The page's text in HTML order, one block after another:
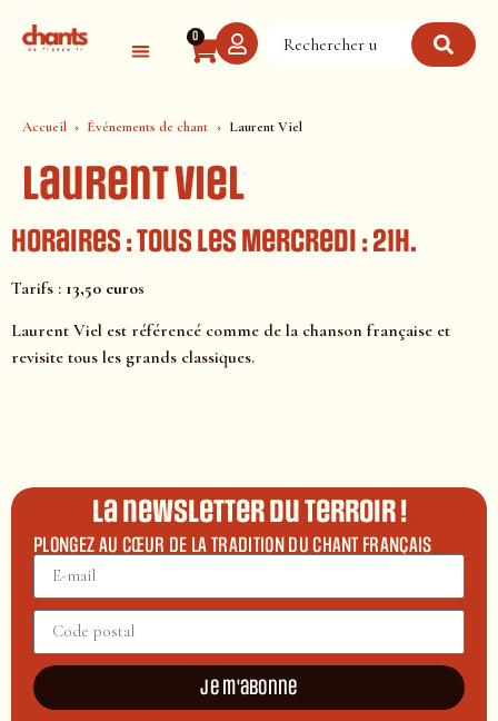
0
Accueil Événements de chant Laurent Viel
Laurent Viel
Horaires : Tous les Mercredi : 21h.
Tarifs : 13,50 euros
Laurent Viel est référencé comme de la chanson française et
revisite tous les grands classiques.
La newsletter du terroir !
PLONGEZ AU CŒUR DE LA TRADITION DU CHANT FRANÇAIS
Je m'abonne